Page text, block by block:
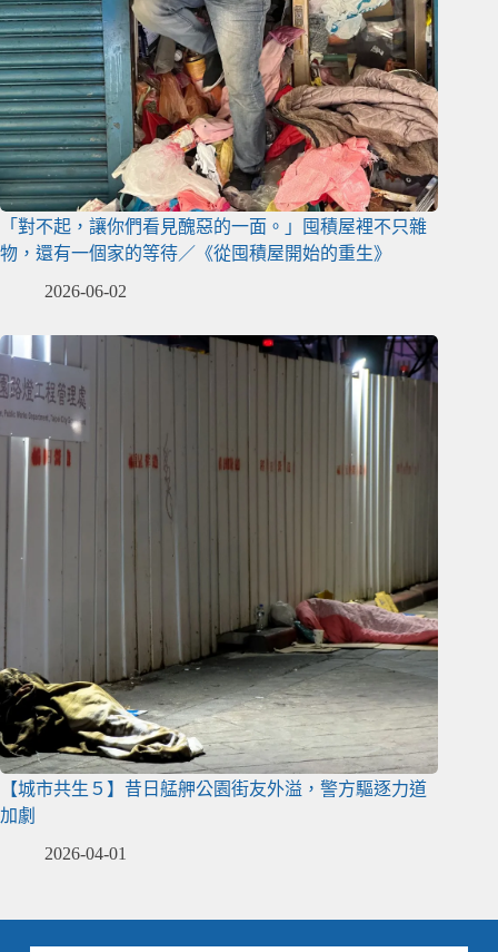
「對不起，讓你們看見醜惡的一面。」囤積屋裡不只雜
物，還有一個家的等待／《從囤積屋開始的重生》
2026-06-02
【城市共生５】昔日艋舺公園街友外溢，警方驅逐力道
加劇
2026-04-01